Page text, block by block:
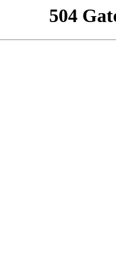
504